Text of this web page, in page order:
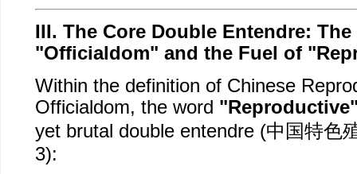
III. The Core Double Entendre:
"Officialdom" and the Fuel of
Within the definition of Chinese
Officialdom, the word
yet brutal double entendre (中国特色
3):